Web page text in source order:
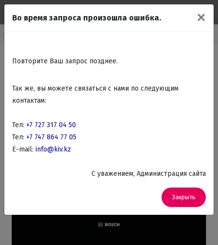
духовые шкафы
✕
Во время запроса произошла ошибка.
Повторите Ваш запрос позднее.
Так же, вы можете связаться с нами по следующим
контактам:
Тел: +7 727 317 04 50
Тел: +7 747 864 77 05
E-mail: info@kiv.kz
C уважением, Администрация сайта
Закрыть